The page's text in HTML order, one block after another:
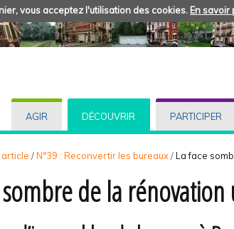
vous acceptez l'utilisation des cookies. En savoir
AGIR DÉCOUVRIR PARTICIPER
/N°39 : Reconvertir les bureaux/La face
sombre de la